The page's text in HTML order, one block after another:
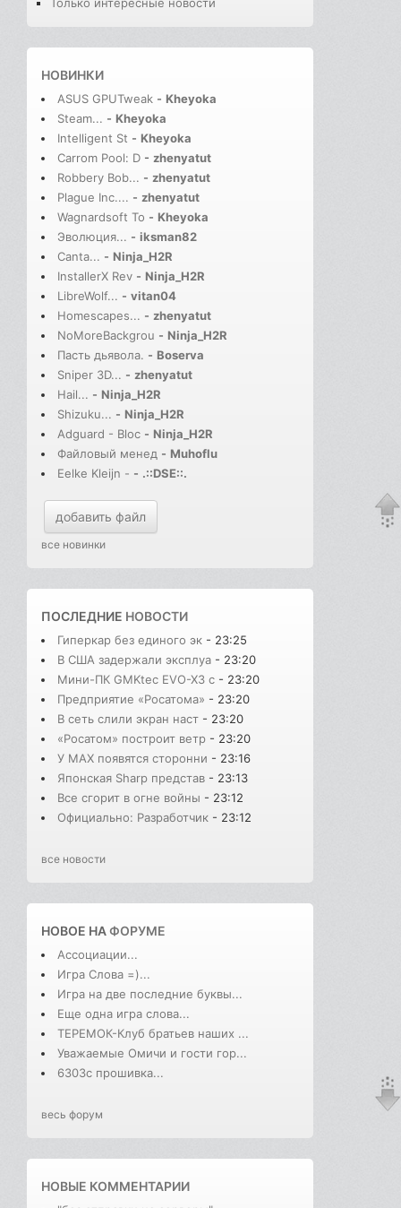
Только интересные новости
НОВИНКИ
ASUS GPUTweak - Kheyoka
Steam... - Kheyoka
Intelligent St - Kheyoka
Carrom Pool: D - zhenyatut
Robbery Bob... - zhenyatut
Plague Inc.... - zhenyatut
Wagnardsoft To - Kheyoka
Эволюция... - iksman82
Canta... - Ninja_H2R
InstallerX Rev - Ninja_H2R
LibreWolf... - vitan04
Homescapes... - zhenyatut
NoMoreBackgrou - Ninja_H2R
Пасть дьявола. - Boserva
Sniper 3D... - zhenyatut
Hail... - Ninja_H2R
Shizuku... - Ninja_H2R
Adguard - Bloc - Ninja_H2R
Файловый менед - Muhoflu
Eelke Kleijn - - .::DSE::.
добавить файл
все новинки
ПОСЛЕДНИЕ НОВОСТИ
Гиперкар без единого эк - 23:25
В США задержали эксплуа - 23:20
Мини-ПК GMKtec EVO-X3 с - 23:20
Предприятие «Росатома» - 23:20
В сеть слили экран наст - 23:20
«Росатом» построит ветр - 23:20
У MAX появятся сторонни - 23:16
Японская Sharp представ - 23:13
Все сгорит в огне войны - 23:12
Официально: Разработчик - 23:12
все новости
НОВОЕ НАФОРУМЕ
Ассоциации...
Игра Слова =)...
Игра на две последние буквы...
Еще одна игра слова...
ТЕРЕМОК-Клуб братьев наших ...
Уважаемые Омичи и гости гор...
6303с прошивка...
весь форум
НОВЫЕ КОММЕНТАРИИ